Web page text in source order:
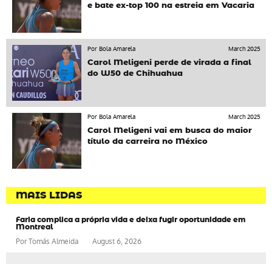
e bate ex-top 100 na estreia em Vacaria
Por Bola Amarela
March 2025
Carol Meligeni perde de virada a final
do W50 de Chihuahua
Por Bola Amarela
March 2025
Carol Meligeni vai em busca do maior
título da carreira no México
MAIS LIDAS
Faria complica a própria vida e deixa fugir oportunidade em
Montreal
PorTomás Almeida August 6, 2026